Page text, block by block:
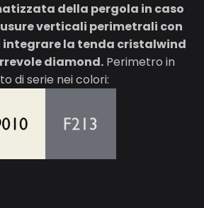
della pergola in caso
verticali perimetrali con
integrare la tenda cristalwind
diamond. Perimetro in
di serie nei colori: